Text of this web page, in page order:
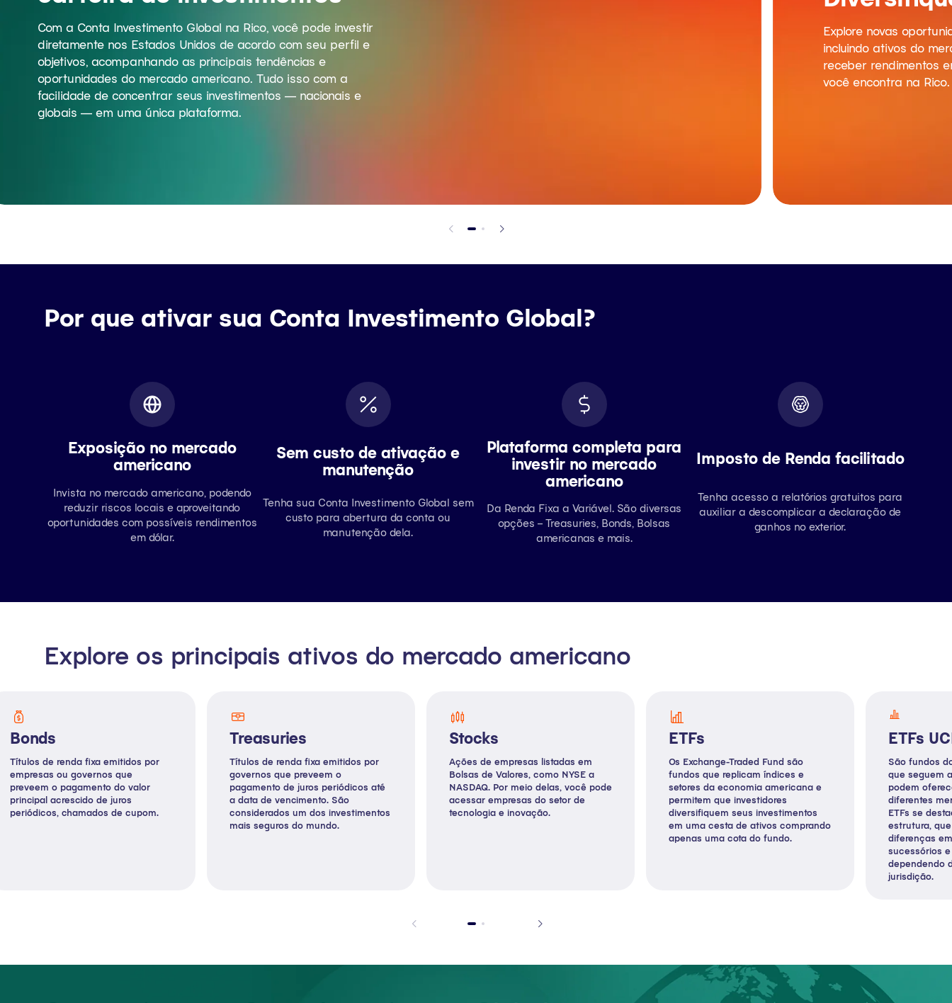
Com a Conta Investimento Global na Rico, você pode investir
diretamente nos Estados Unidos de acordo com seu perfil e
objetivos, acompanhando as principais tendências e
oportunidades do mercado americano. Tudo isso com a
facilidade de concentrar seus investimentos — nacionais e
globais — em uma única plataforma.
Explore novas
incluindo ativos do
receber rendimentos
você encontra na Rico.
Por que ativar sua Conta Investimento Global?
Exposição no mercado
americano
Invista no mercado americano, podendo
reduzir riscos locais e aproveitando
oportunidades com possíveis rendimentos
em dólar.
Sem custo de ativação e
manutenção
Tenha sua Conta Investimento Global sem
custo para abertura da conta ou
manutenção dela.
Plataforma completa para
investir no mercado
americano
Da Renda Fixa a Variável. São diversas
opções – Treasuries, Bonds, Bolsas
americanas e mais.
Imposto de Renda facilitado
Tenha acesso a relatórios gratuitos para
auxiliar a descomplicar a declaração de
ganhos no exterior.
Explore os principais ativos do mercado americano
Bonds
Títulos de renda fixa emitidos por
empresas ou governos que
preveem o pagamento do valor
principal acrescido de juros
periódicos, chamados de cupom.
Treasuries
Títulos de renda fixa emitidos por
governos que preveem o
pagamento de juros periódicos até
a data de vencimento. São
considerados um dos investimentos
mais seguros do mundo.
Stocks
Ações de empresas listadas em
Bolsas de Valores, como NYSE a
NASDAQ. Por meio delas, você pode
acessar empresas do setor de
tecnologia e inovação.
ETFs
Os Exchange-Traded Fund são
fundos que replicam índices e
setores da economia americana e
permitem que investidores
diversifiquem seus investimentos
em uma cesta de ativos comprando
apenas uma cota do fundo.
ETFs
São fundos
que seguem
podem
diferentes
ETFs se
estrutura,
diferenças
sucessórios
dependendo
jurisdição.